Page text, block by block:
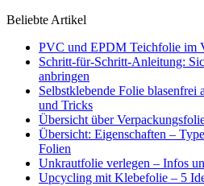
Beliebte Artikel
PVC und EPDM Teichfolie im
Schritt-für-Schritt-Anleitung:
anbringen
Selbstklebende Folie
und Tricks
Übersicht über
Übersicht: Eigenschaften –
Folien
Unkrautfolie verlegen – Infos
Upcycling mit Klebefolie – 5